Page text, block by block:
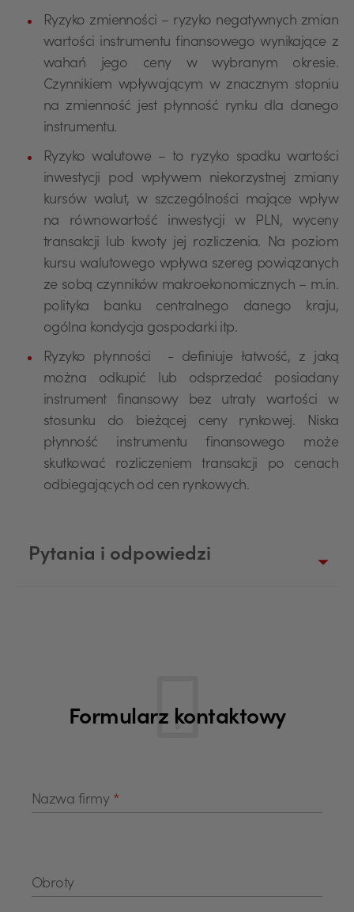
Ryzyko zmienności – ryzyko negatywnych zmian
wartości instrumentu finansowego wynikające z
wahań jego ceny w wybranym okresie.
Czynnikiem wpływającym w znacznym stopniu
na zmienność jest płynność rynku dla danego
instrumentu.
Ryzyko walutowe – to ryzyko spadku wartości
inwestycji pod wpływem niekorzystnej zmiany
kursów walut, w szczególności mające wpływ
na równowartość inwestycji w PLN, wyceny
transakcji lub kwoty jej rozliczenia. Na poziom
kursu walutowego wpływa szereg powiązanych
ze sobą czynników makroekonomicznych – m.in.
polityka banku centralnego danego kraju,
ogólna kondycja gospodarki itp.
Ryzyko płynności - definiuje łatwość, z jaką
można odkupić lub odsprzedać posiadany
instrument finansowy bez utraty wartości w
stosunku do bieżącej ceny rynkowej. Niska
płynność instrumentu finansowego może
skutkować rozliczeniem transakcji po cenach
odbiegających od cen rynkowych.
Pytania i odpowiedzi
Formularz kontaktowy
Nazwa firmy *
Obroty